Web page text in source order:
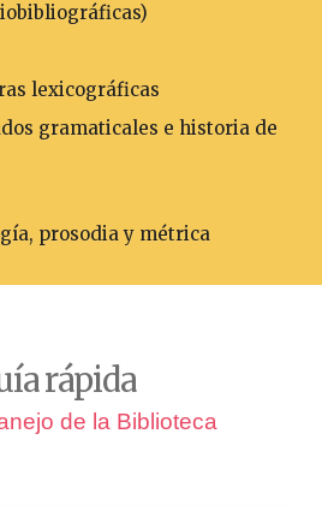
lexicográficas
gramaticales e historia de
prosodia y métrica
rápida
de la Biblioteca